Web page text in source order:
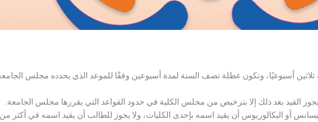
ثلاثين أسبوعيًا، وتكون عطلة نصف السنة لمدة أسبوعين وفقًا للموعد الذي يحدده مجلس
يجوز القيد بعد ذلك إلا بترخيص من مجلس الكلية في حدود القواعد التي يقررها مجلس الجامعة.
أو البكالوريوس أن يقيد اسمه بإحدى الكليات، ولا يجوز للطالب أن يقيد اسمه في أكثر